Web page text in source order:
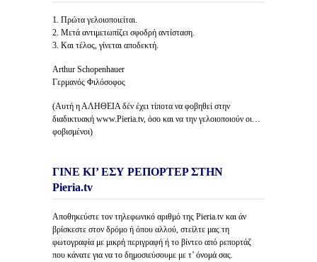
1. Πρώτα γελοιοποιείται.
2. Μετά αντιμετωπίζει σφοδρή αντίσταση.
3. Και τέλος, γίνεται αποδεκτή.
Arthur Schopenhauer
Γερμανός Φιλόσοφος
(Αυτή η ΑΛΗΘΕΙΑ δέν έχει τίποτα να φοβηθεί στην
διαδικτυακή www.Pieria.tv, όσο και να την γελοιοποιούν οι…
φοβισμένοι)
ΓΙΝΕ ΚΙ’ ΕΣΥ ΡΕΠΟΡΤΕΡ ΣΤΗΝ
Pieria.tv
Αποθηκεύστε τον τηλεφωνικό αριθμό της Pieria.tv και άν
βρίσκεστε στον δρόμο ή όπου αλλού, στείλτε μας τη
φωτογραφία με μικρή περιγραφή ή το βίντεο από ρεπορτάζ
που κάνατε για να το δημοσιεύσουμε με τ’ όνομά σας.